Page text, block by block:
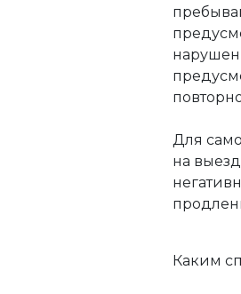
Для
на
Каким